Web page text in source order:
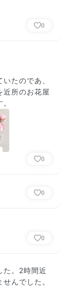
0
たのであ、
近所のお花屋
0
0
0
た。2時間近
んでした。